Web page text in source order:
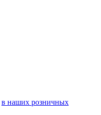
в наших розничных